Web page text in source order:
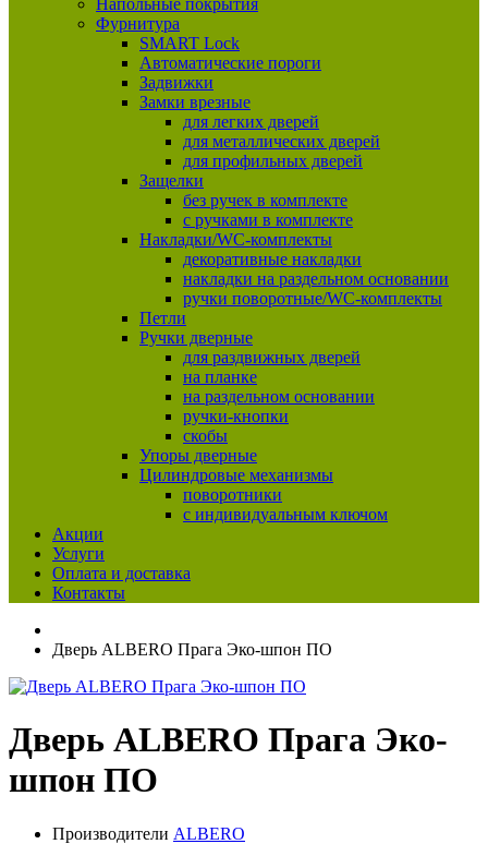
Напольные покрытия
Фурнитура
SMART Lock
Автоматические пороги
Задвижки
Замки врезные
для легких дверей
для металлических дверей
для профильных дверей
Защелки
без ручек в комплекте
с ручками в комплекте
Накладки/WC-комплекты
декоративные накладки
накладки на раздельном основании
ручки поворотные/WC-комплекты
Петли
Ручки дверные
для раздвижных дверей
на планке
на раздельном основании
ручки-кнопки
скобы
Упоры дверные
Цилиндровые механизмы
поворотники
с индивидуальным ключом
Акции
Услуги
Оплата и доставка
Контакты
Дверь ALBERO Прага Эко-шпон ПО
Дверь ALBERO Прага Эко-
шпон ПО
Производители ALBERO